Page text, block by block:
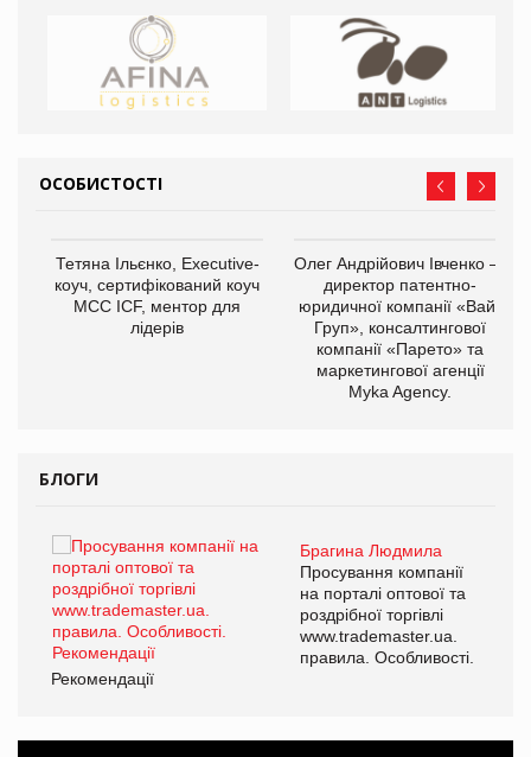
ОСОБИСТОСТІ
Тетяна Ільєнко, Executive-
коуч, сертифікований коуч
МСС ICF, ментор для
лідерів
Олег Андрійович Івченко —
директор патентно-
юридичної компанії «Вайз
Груп», консалтингової
компанії «Парето» та
маркетингової агенції
Myka Agency.
БЛОГИ
Брагина Людмила
Просування компанії
на порталі оптової та
роздрібної торгівлі
www.trademaster.ua.
правила. Особливості.
Рекомендації